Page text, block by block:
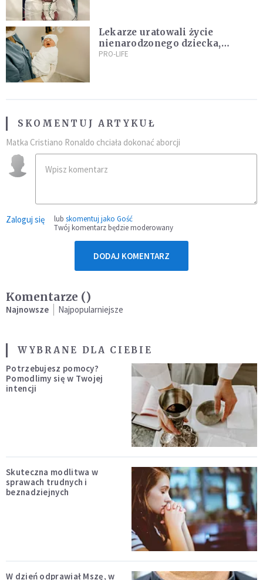
Lekarze uratowali życie
nienarodzonego dziecka,
przeprowadzając ryzykowną
PRO-LIFE
SKOMENTUJ ARTYKUŁ
Matka Cristiano Ronaldo chciała dokonać aborcji
Zaloguj się lub skomentuj jako Gość
Twój komentarz będzie moderowany
DODAJ KOMENTARZ
Komentarze ()
Najnowsze Najpopularniejsze
WYBRANE DLA CIEBIE
Potrzebujesz pomocy?
Pomodlimy się w Twojej
intencji
Skuteczna modlitwa w
sprawach trudnych i
beznadziejnych
W dzień odprawiał Mszę, w